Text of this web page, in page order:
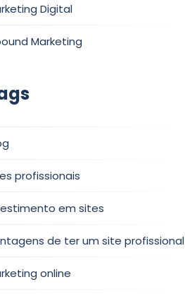
Digital
Marketing
profissionais
em sites
de ter um site profissional
online